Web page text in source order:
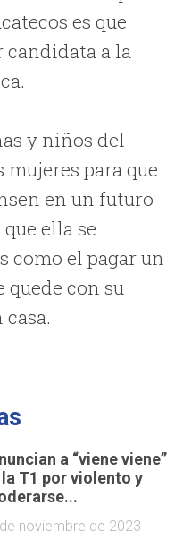
es que
candidata a la
y niños del
mujeres para que
en un futuro
ella se
como el pagar un
quede con su
a “viene viene”
T1 por violento y
noviembre de 2023